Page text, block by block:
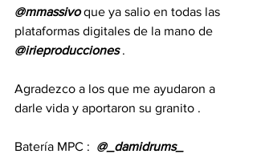
@mmassivo que ya salio en todas las
plataformas digitales de la mano de
@irieproducciones .
Agradezco a los que me ayudaron a
darle vida y aportaron su granito .
Batería MPC : @_damidrums_